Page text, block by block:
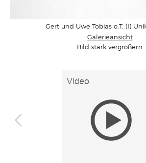
Gert und Uwe Tobias o.T. (I)
Galerieansicht
Bild stark vergrößern